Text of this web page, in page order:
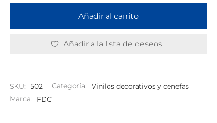
Añadir al carrito
Añadir a la lista de deseos
SKU: 502 Categoría:
Vinilos decorativos y cenefas
Marca:
FDC